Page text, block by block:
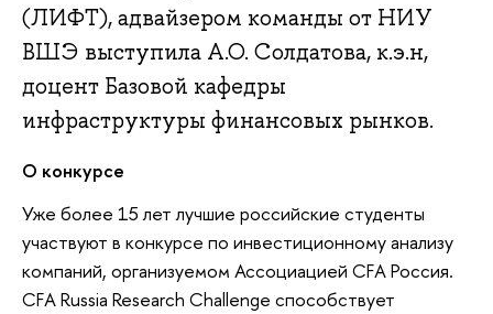
(ЛИФТ), адвайзером команды от НИУ
ВШЭ выступила А.О. Солдатова, к.э.н,
доцент Базовой кафедры
инфраструктуры финансовых рынков.
О конкурсе
Уже более 15 лет лучшие российские студенты
участвуют в конкурсе по инвестиционному анализу
компаний, организуемом Ассоциацией CFA Россия.
CFA Russia Research Challenge способствует